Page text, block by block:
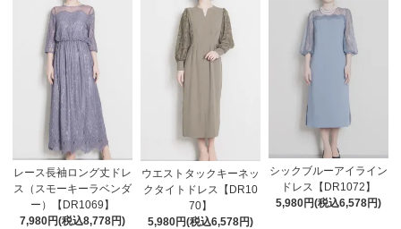
レース長袖ロング丈ドレ
ス（スモーキーラベンダ
ー）【DR1069】
7,980円(税込8,778円)
ウエストタックキーネッ
クタイトドレス【DR10
70】
5,980円(税込6,578円)
シックブルーアイライン
ドレス【DR1072】
5,980円(税込6,578円)